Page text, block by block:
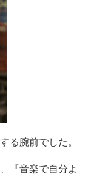
る腕前でした。
『音楽で自分よ